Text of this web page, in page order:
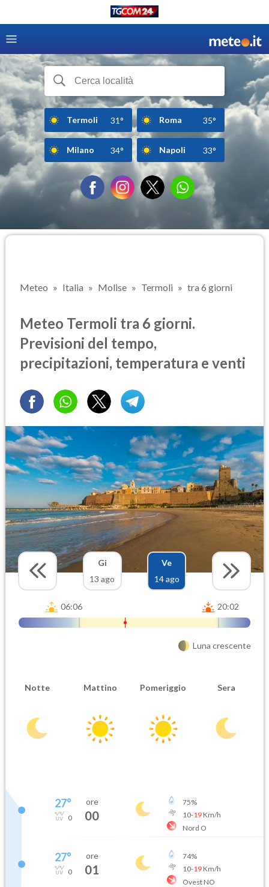
Termoli 31° Roma 35°
Milano 34° Napoli 33°
Meteo Italia Molise Termoli tra 6 giorni
Meteo Termoli tra 6 giorni.
Previsioni del tempo,
precipitazioni, temperatura e venti
Gi
13 ago
Ve
14 ago
06:06 20:02
Luna crescente
Notte Mattino Pomeriggio Sera
27°
0
ore
00
75%
10-19Km/h
Nord O
27°
0
ore
01
74%
10-19Km/h
Ovest NO